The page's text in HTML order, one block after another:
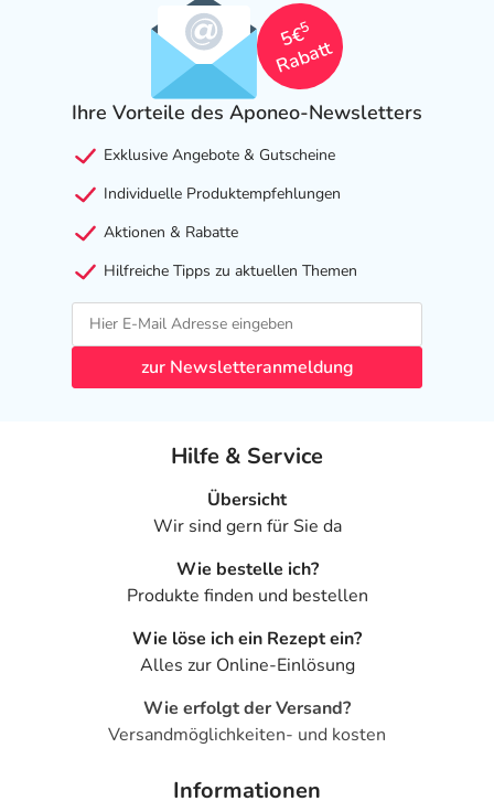
5€
5
Rabatt
Ihre Vorteile des Aponeo-Newsletters
Exklusive Angebote & Gutscheine
Individuelle Produktempfehlungen
Aktionen & Rabatte
Hilfreiche Tipps zu aktuellen Themen
zur Newsletteranmeldung
Hilfe & Service
Übersicht
Wir sind gern für Sie da
Wie bestelle ich?
Produkte finden und bestellen
Wie löse ich ein Rezept ein?
Alles zur Online-Einlösung
Wie erfolgt der Versand?
Versandmöglichkeiten- und kosten
Informationen